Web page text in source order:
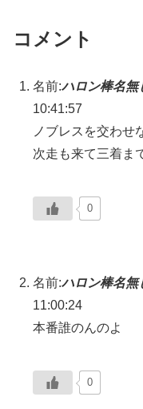
コメント
名前:ハロン棒名無
10:41:57
ノブレスを交わせ
次走も来て三着ま
0
名前:ハロン棒名無
11:00:24
本番誰のんのよ
0